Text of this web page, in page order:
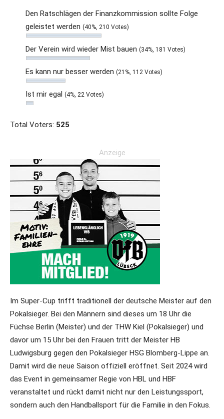
Den Ratschlägen der Finanzkommission sollte Folge
geleistet werden (40%, 210 Votes)
Der Verein wird wieder Mist bauen (34%, 181 Votes)
Es kann nur besser werden (21%, 112 Votes)
Ist mir egal (4%, 22 Votes)
Total Voters: 525
Anzeige
Im Super-Cup trifft traditionell der deutsche Meister auf den
Pokalsieger. Bei den Männern sind dieses um 18 Uhr die
Füchse Berlin (Meister) und der THW Kiel (Pokalsieger) und
davor um 15 Uhr bei den Frauen tritt der Meister HB
Ludwigsburg gegen den Pokalsieger HSG Blomberg-Lippe an.
Damit wird die neue Saison offiziell eröffnet. Seit 2024 wird
das Event in gemeinsamer Regie von HBL und HBF
veranstaltet und rückt damit nicht nur den Leistungssport,
sondern auch den Handballsport für die Familie in den Fokus.